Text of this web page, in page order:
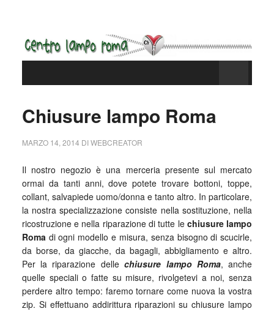
Chiusure lampo Roma
MARZO 14, 2014 DIWEBCREATOR
Il nostro negozio è una merceria presente sul mercato
ormai da tanti anni, dove potete trovare bottoni, toppe,
collant, salvapiede uomo/donna e tanto altro. In particolare,
la nostra specializzazione consiste nella sostituzione, nella
ricostruzione e nella riparazione di tutte le chiusure lampo
Romadi ogni modello e misura, senza bisogno di scucirle,
da borse, da giacche, da bagagli, abbigliamento e altro.
Per la riparazione dellechiusure lampo Roma, anche
quelle speciali o fatte su misure, rivolgetevi a noi, senza
perdere altro tempo: faremo tornare come nuova la vostra
zip. Si effettuano addirittura riparazioni su chiusure lampo